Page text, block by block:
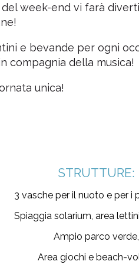
week-end vi farà
e bevande per ogni
compagnia della musica!
unica!
STRUTTURE:
3 vasche per il nuoto e per i
Spiaggia solarium, area
Ampio parco verde,
Area giochi e beach-